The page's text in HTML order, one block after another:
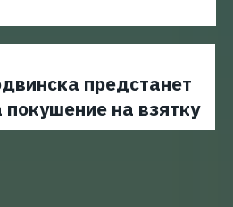
предстанет
на взятку